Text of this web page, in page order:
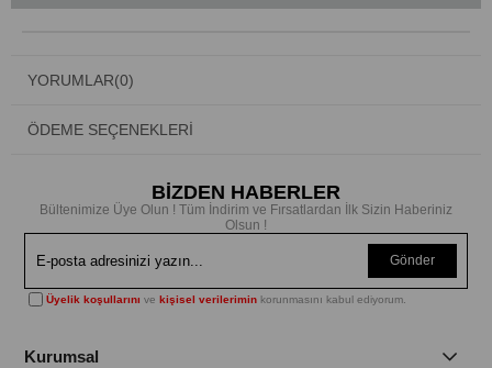
YORUMLAR(0)
ÖDEME SEÇENEKLERI
BİZDEN HABERLER
Bültenimize Üye Olun ! Tüm İndirim ve Fırsatlardan İlk Sizin Haberiniz
Olsun !
Gönder
Üyelik koşullarını vekişisel verilerimin korunmasını kabul ediyorum.
Kurumsal